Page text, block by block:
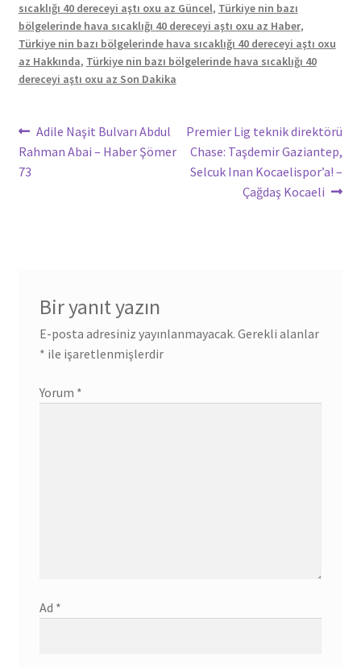
sıcaklığı 40 dereceyi aştı oxu az Güncel, Türkiye nin bazı
bölgelerinde hava sıcaklığı 40 dereceyi aştı oxu az Haber,
Türkiye nin bazı bölgelerinde hava sıcaklığı 40 dereceyi aştı oxu
az Hakkında, Türkiye nin bazı bölgelerinde hava sıcaklığı 40
dereceyi aştı oxu az Son Dakika
Yazı
gezinmesi
Önceki
yazı:
Adile Naşit Bulvarı Abdul
Rahman Abai – Haber Şömer
73
Sonraki
yazı:
Premier Lig teknik direktörü
Chase: Taşdemir Gaziantep,
Selcuk Inan Kocaelispor’a! –
Çağdaş Kocaeli
Bir yanıt yazın
E-posta adresiniz yayınlanmayacak. Gerekli alanlar
* ile işaretlenmişlerdir
Yorum *
Ad *